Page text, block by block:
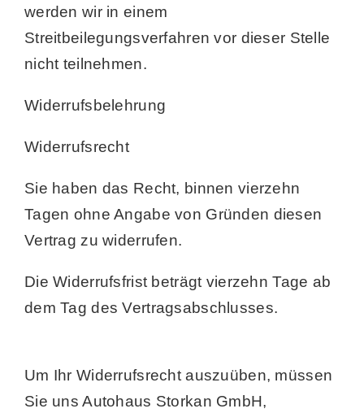
werden wir in einem
Streitbeilegungsverfahren vor dieser Stelle
nicht teilnehmen.
Widerrufsbelehrung
Widerrufsrecht
Sie haben das Recht, binnen vierzehn
Tagen ohne Angabe von Gründen diesen
Vertrag zu widerrufen.
Die Widerrufsfrist beträgt vierzehn Tage ab
dem Tag des Vertragsabschlusses.
Um Ihr Widerrufsrecht auszuüben, müssen
Sie uns Autohaus Storkan GmbH,